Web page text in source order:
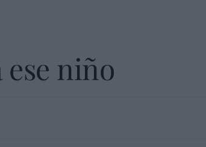
ese niño